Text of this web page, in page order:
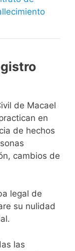
de Macael
en
de hechos
cambios de
legal de
su nulidad
las